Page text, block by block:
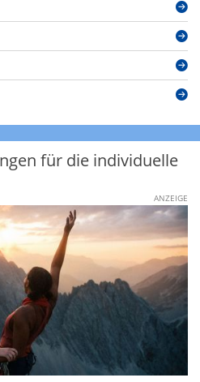
für die individuelle
ANZEIGE